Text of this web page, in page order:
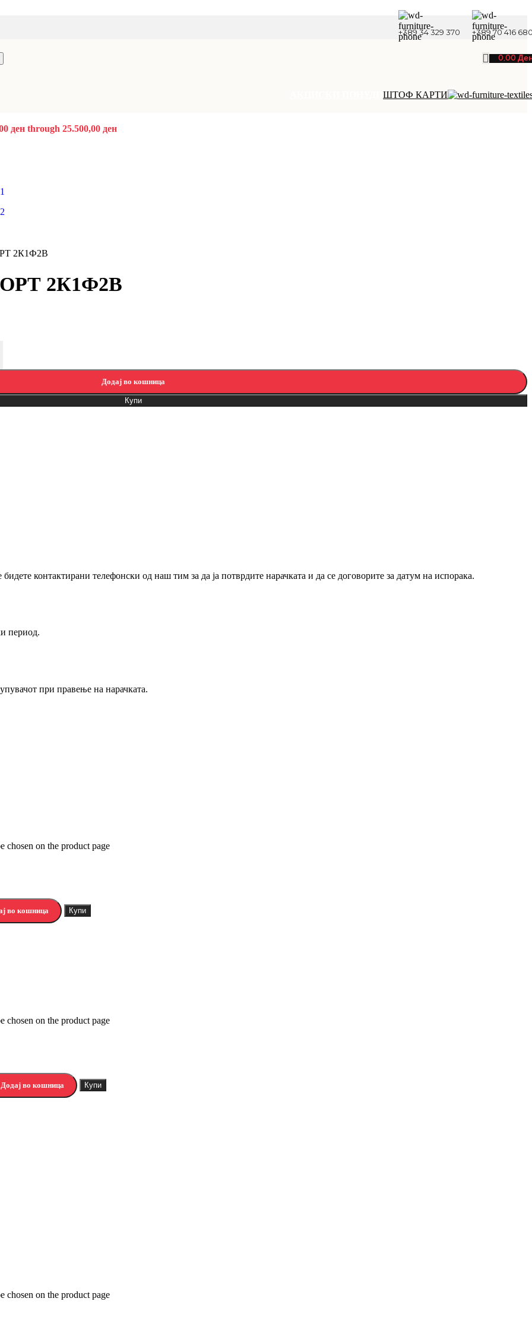
+389 34 329 370 +389 70 416
0,00
be chosen on the product page
be chosen on the product page
во кошница Купи
be chosen on the product page
be chosen on the product page
be chosen on the product page
ШТОФ КАРТИ
ден through 25.500,00 ден
2К1Ф2В
2К1Ф2В
Додај во кошница
Купи
контактирани телефонски од наш тим за да ја потврдите нарачката и да се договорите за датум на испорака.
период.
при правење на нарачката.
chosen on the product page
во кошница Купи
chosen on the product page
Додај во кошница Купи
chosen on the product page